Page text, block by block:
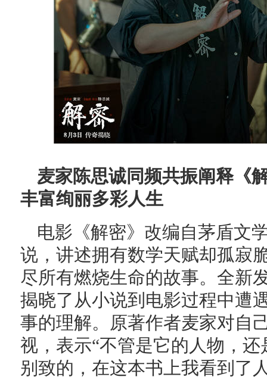
麦家陈思诚同频共振阐释《
丰富绚丽多彩人生
电影《解密》改编自茅盾文
说，讲述拥有数学天赋却孤寂
尽所有燃烧生命的故事。全新
揭晓了从小说到电影过程中遭
事的理解。原著作者麦家对自
视，表示“不管是它的人物，
别致的，在这本书上我看到了